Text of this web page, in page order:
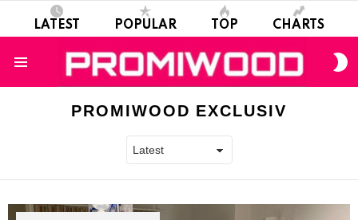
LATEST POPULAR TOP CHARTS
PROMIWOOD EXCLUSIV